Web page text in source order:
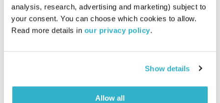
analysis, research, advertising and marketing) subject to
your consent. You can choose which cookies to allow.
Read more details in our privacy policy.
Show details
Allow all
עקיבא בדרכים #1
עקיבא בדרכים
אלון נוימן